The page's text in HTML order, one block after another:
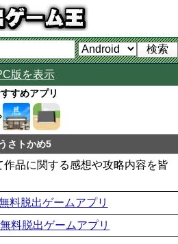
版を表示
すめアプリ
うさトかめ5
作品に関する感想や攻略内容を皆
料脱出ゲームアプリ
料脱出ゲームアプリ